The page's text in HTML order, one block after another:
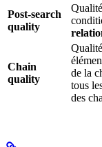
Post-search
quality
Chain
quality
de la
tous
des